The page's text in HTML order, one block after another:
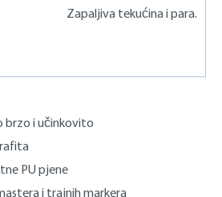
brzo i učinkovito
PU pjene
i trajnih markera
Zapaljiva tekućina i para.